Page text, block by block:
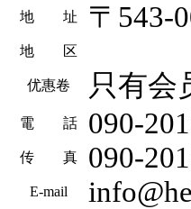
地 址 〒543-
地 区
优惠卷 只有会
電 話 090-
传 真 090-
E-mail